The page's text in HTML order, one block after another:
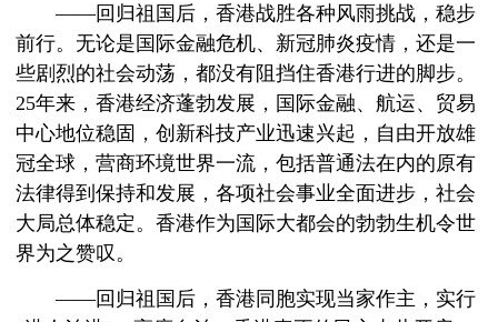
——回归祖国后，香港战胜各种风雨挑战，稳步
前行。无论是国际金融危机、新冠肺炎疫情，还是一
些剧烈的社会动荡，都没有阻挡住香港行进的脚步。
25年来，香港经济蓬勃发展，国际金融、航运、贸易
中心地位稳固，创新科技产业迅速兴起，自由开放雄
冠全球，营商环境世界一流，包括普通法在内的原有
法律得到保持和发展，各项社会事业全面进步，社会
大局总体稳定。香港作为国际大都会的勃勃生机令世
界为之赞叹。
——回归祖国后，香港同胞实现当家作主，实行